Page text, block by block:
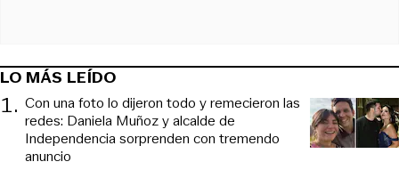
LO MÁS LEÍDO
1. Con una foto lo dijeron todo y remecieron las
redes: Daniela Muñoz y alcalde de
Independencia sorprenden con tremendo
anuncio